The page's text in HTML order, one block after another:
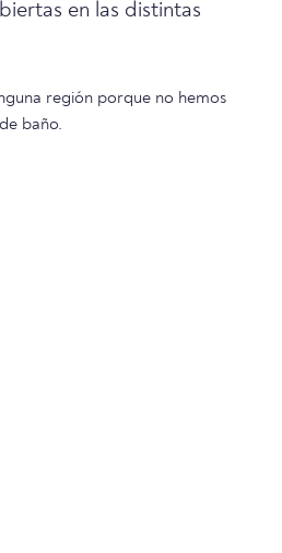
en las distintas
región porque no hemos
baño.